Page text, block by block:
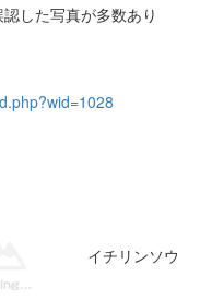
した写真が多数あり
イチリンソウ